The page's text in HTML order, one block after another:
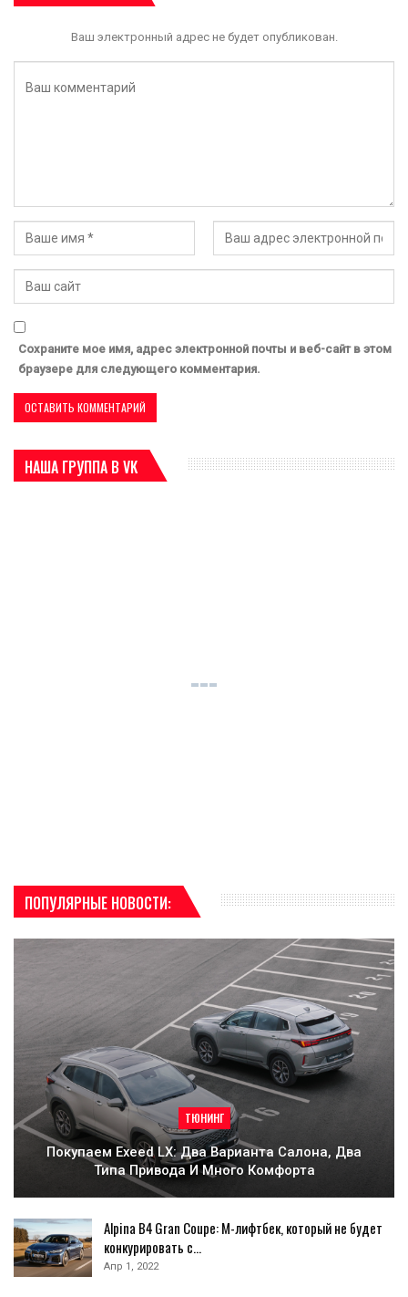
Ваш электронный адрес не будет опубликован.
Сохраните мое имя, адрес электронной почты и веб-сайт в этом
браузере для следующего комментария.
НАША ГРУППА В VK
ПОПУЛЯРНЫЕ НОВОСТИ:
ТЮНИНГ
Покупаем Exeed LX: Два Варианта Салона, Два
Типа Привода И Много Комфорта
Alpina B4 Gran Coupe: M-лифтбек, который не будет
конкурировать с…
Апр 1, 2022